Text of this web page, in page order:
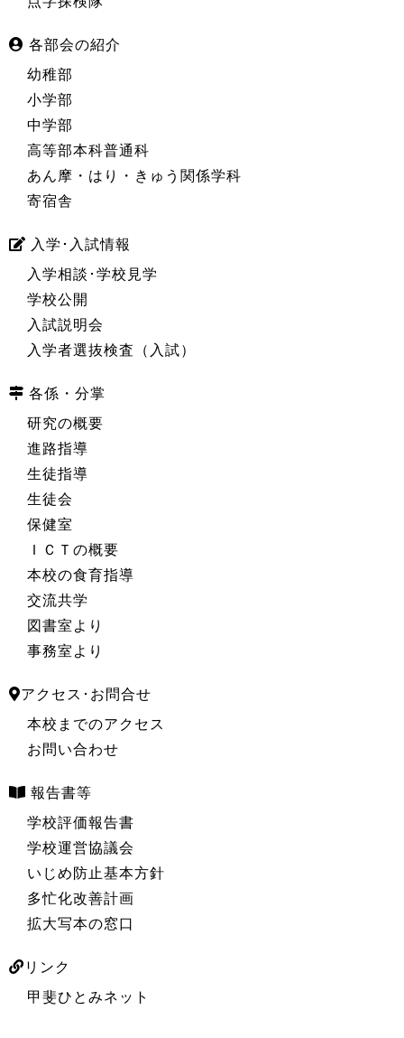
各部会の紹介
幼稚部
小学部
中学部
高等部本科普通科
あん摩・はり・きゅう関係学科
寄宿舎
入学･入試情報
入学相談･学校見学
学校公開
入試説明会
入学者選抜検査（入試）
各係・分掌
研究の概要
進路指導
生徒指導
生徒会
保健室
ＩＣＴの概要
本校の食育指導
交流共学
図書室より
事務室より
アクセス･お問合せ
本校までのアクセス
お問い合わせ
報告書等
学校評価報告書
学校運営協議会
いじめ防止基本方針
多忙化改善計画
拡大写本の窓口
リンク
甲斐ひとみネット